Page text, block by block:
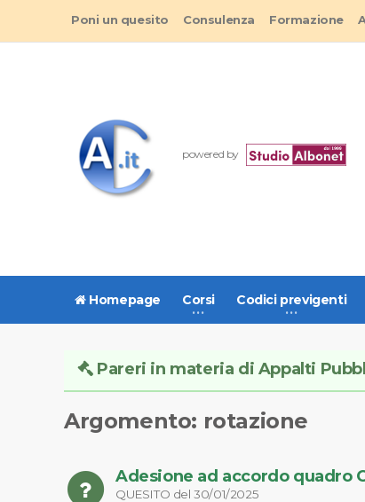
Poni un quesito Consulenza Formazione
powered by
Homepage Corsi Codici previgenti
Pareri in materia di Appalti
Argomento: rotazione
Adesione ad accordo quadro
QUESITO del 30/01/2025